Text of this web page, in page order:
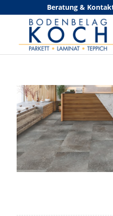
Beratung &